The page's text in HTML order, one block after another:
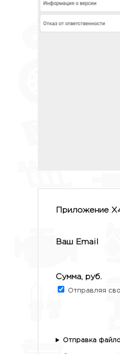
Приложение
Ваш Email
Сумма, руб.
Отправляя
Отправка